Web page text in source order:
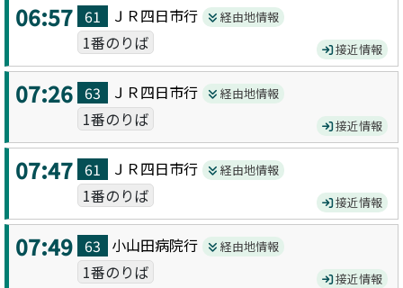
06:57 61 ＪＲ四日市行 経由地情報
1番のりば 接近情報
07:26 63 ＪＲ四日市行 経由地情報
1番のりば 接近情報
07:47 61 ＪＲ四日市行 経由地情報
1番のりば 接近情報
07:49 63 小山田病院行 経由地情報
1番のりば 接近情報